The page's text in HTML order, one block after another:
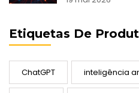
Etiquetas De
ChatGPT inteligência